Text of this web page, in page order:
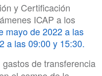
y Certificación
ICAP a los
mayo de 2022 a las
a las 09:00 y 15:30.
de transferencia